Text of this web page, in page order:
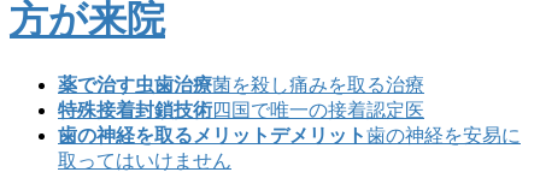
薬で治す虫歯治療菌を殺し痛みを取る治療
特殊接着封鎖技術四国で唯一の接着認定医
歯の神経を取るメリットデメリット歯の神経を安易に
取ってはいけません